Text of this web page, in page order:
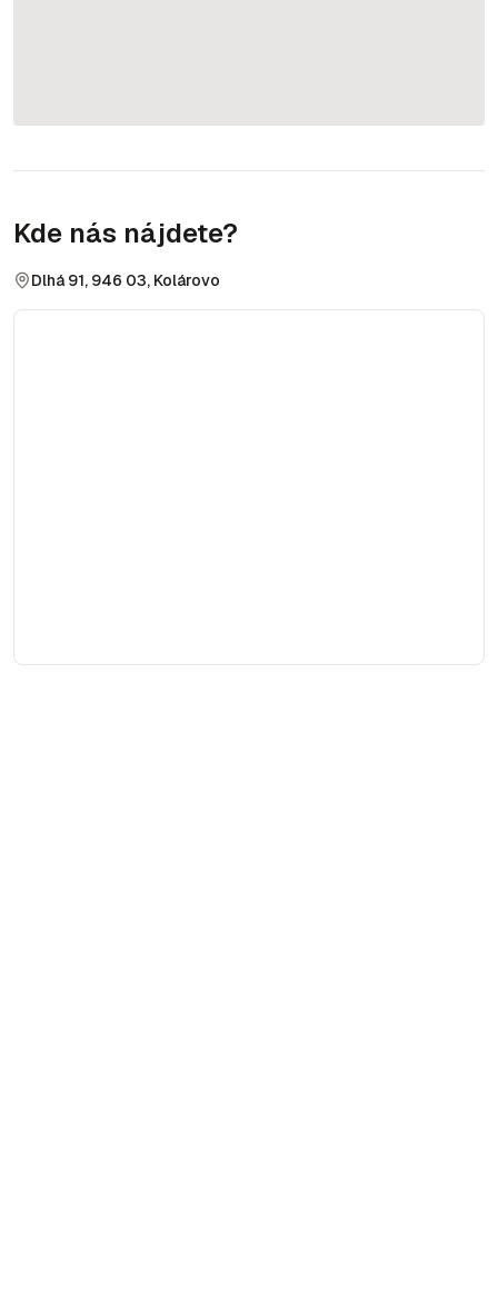
Kde nás nájdete?
Dlhá 91, 946 03, Kolárovo